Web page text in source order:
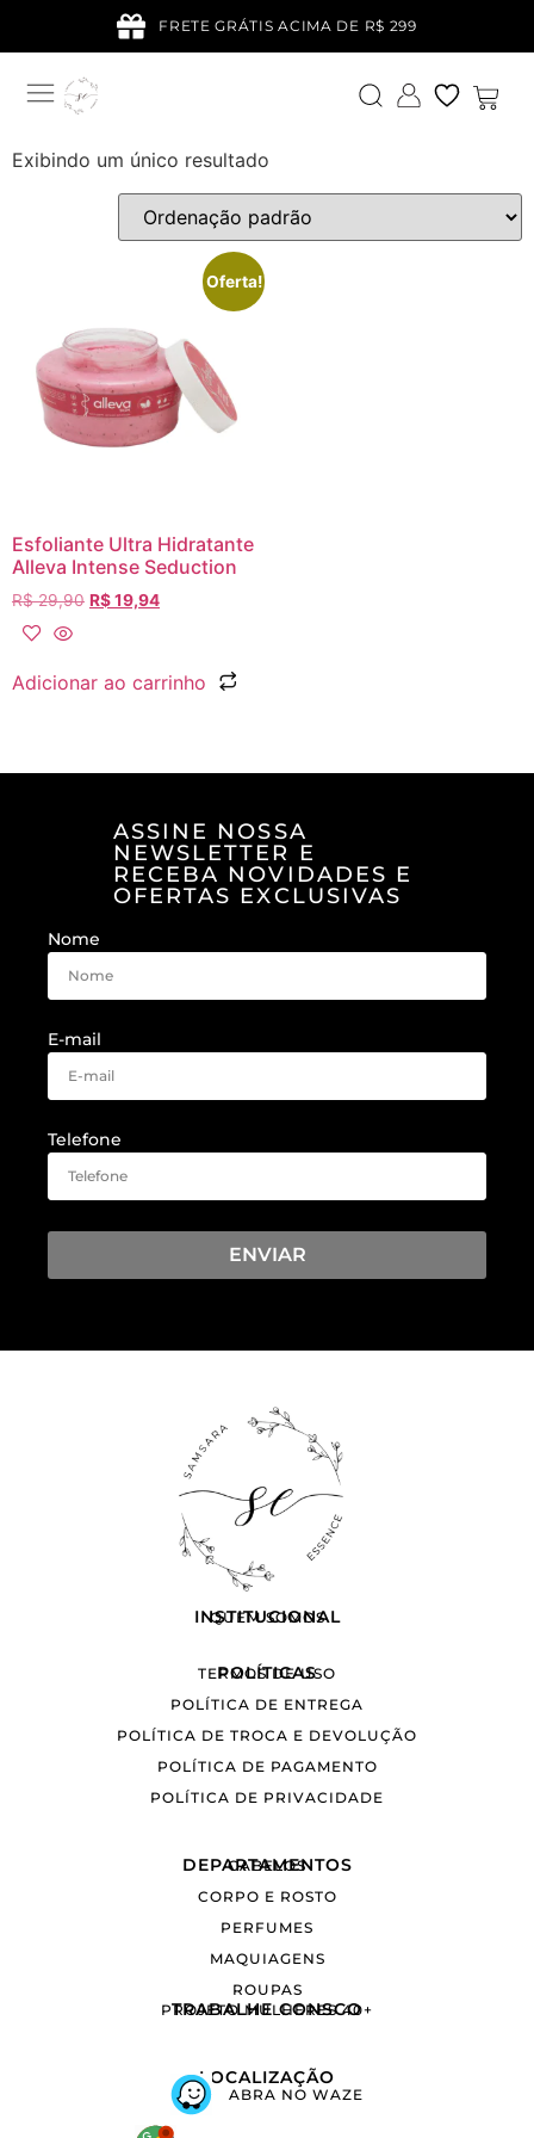
FRETE GRÁTIS ACIMA DE R$ 299
Exibindo um único resultado
Oferta!
Esfoliante Ultra Hidratante
Alleva Intense Seduction
R$29,90 R$19,94
Adicionar ao carrinho
ASSINE NOSSA
NEWSLETTER E
RECEBA NOVIDADES E
OFERTAS EXCLUSIVAS
Nome
E-mail
Telefone
ENVIAR
INSTITUCIONAL
QUEM SOMOS
POLÍTICAS
TERMOS DE USO
POLÍTICA DE ENTREGA
POLÍTICA DE TROCA E DEVOLUÇÃO
POLÍTICA DE PAGAMENTO
POLÍTICA DE PRIVACIDADE
DEPARTAMENTOS
CABELOS
CORPO E ROSTO
PERFUMES
MAQUIAGENS
ROUPAS
TRABALHE CONSCO
PROJETO MULHERES 40+
LOCALIZAÇÃO
ABRA NO WAZE